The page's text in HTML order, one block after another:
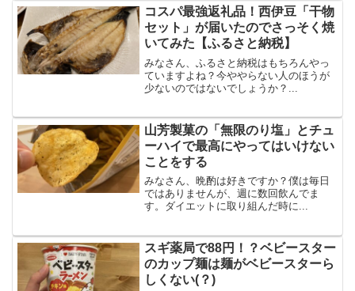
コスパ最強返礼品！西伊豆「干物
セット」が届いたのでさっそく焼
いてみた【ふるさと納税】
みなさん、ふるさと納税はもちろんやっ
ていますよね？今ややらない人のほうが
少ないのではないでしょうか？...
山芳製菓の「無限のり塩」とチュ
ーハイで最高にやってはいけない
ことをする
みなさん、晩酌は好きですか？僕は毎日
ではありませんが、週に数回飲んでま
す。ダイエットに取り組んだ時に...
スギ薬局で88円！？ベビースター
のカップ麺は麺がベビースターら
しくない(？)